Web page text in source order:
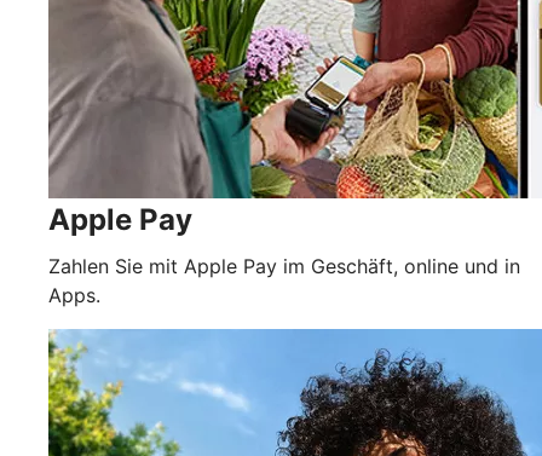
Apple Pay
Zahlen Sie mit Apple Pay im Geschäft, online und in
Apps.